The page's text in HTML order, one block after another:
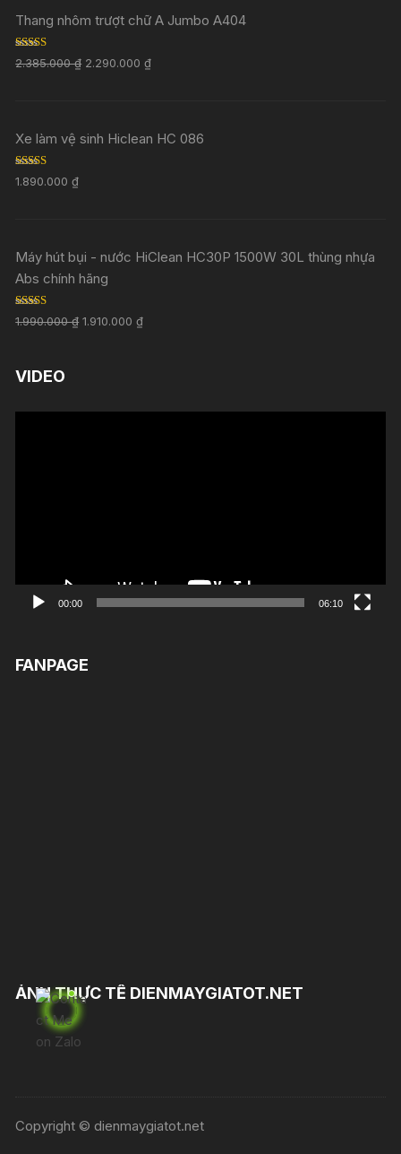
Thang nhôm trượt chữ A Jumbo A404
Rated 5.00
out of 5
2.385.000₫ 2.290.000₫
Xe làm vệ sinh Hiclean HC 086
Rated 5.00
out of 5
1.890.000₫
Máy hút bụi - nước HiClean HC30P 1500W 30L thùng nhựa
Abs chính hãng
Rated 5.00
out of 5
1.990.000₫ 1.910.000₫
VIDEO
00:00 06:10
FANPAGE
ẢNH THỰC TẾ DIENMAYGIATOT.NET
Copyright © dienmaygiatot.net